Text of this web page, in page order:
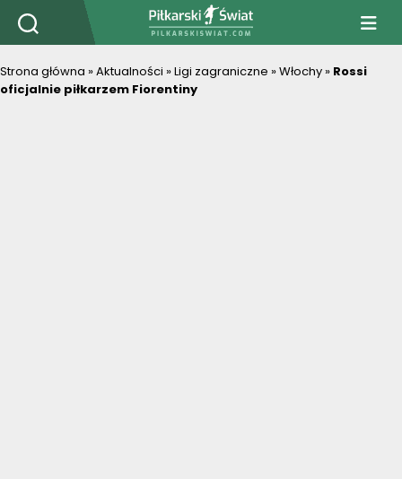
PiłkarskiSwiat.com
Strona główna »Aktualności »Ligi zagraniczne »Włochy » Rossi
oficjalnie piłkarzem Fiorentiny